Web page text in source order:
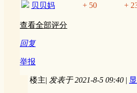
贝贝妈
+ 50 +
查看全部评分
回复
举报
楼主| 发表于 2021-8-5 09:40 |